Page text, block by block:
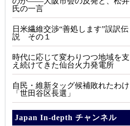
氏の一言
日米繊維交渉“善処します”誤訳伝
説 その１
時代に応じて変わりつつ地域を支
え続けてきた仙台火力発電所
自民・維新タッグ候補敗れたわけ
「世田谷区長選」
Japan In-depth チャンネル